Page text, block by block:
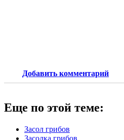
Добавить комментарий
Еще по этой теме:
Засол грибов
Засолка грибов